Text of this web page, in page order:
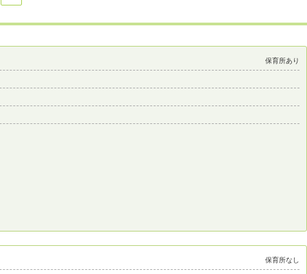
保育所あり
保育所なし